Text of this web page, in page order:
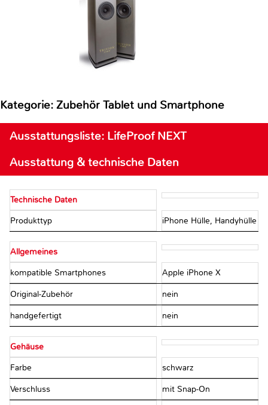
Kategorie: Zubehör Tablet und Smartphone
Ausstattungsliste: LifeProof NEXT
Ausstattung & technische Daten
Technische Daten
Produkttyp iPhone Hülle, Handyhülle
Allgemeines
kompatible Smartphones Apple iPhone X
Original-Zubehör nein
handgefertigt nein
Gehäuse
Farbe schwarz
Verschluss mit Snap-On